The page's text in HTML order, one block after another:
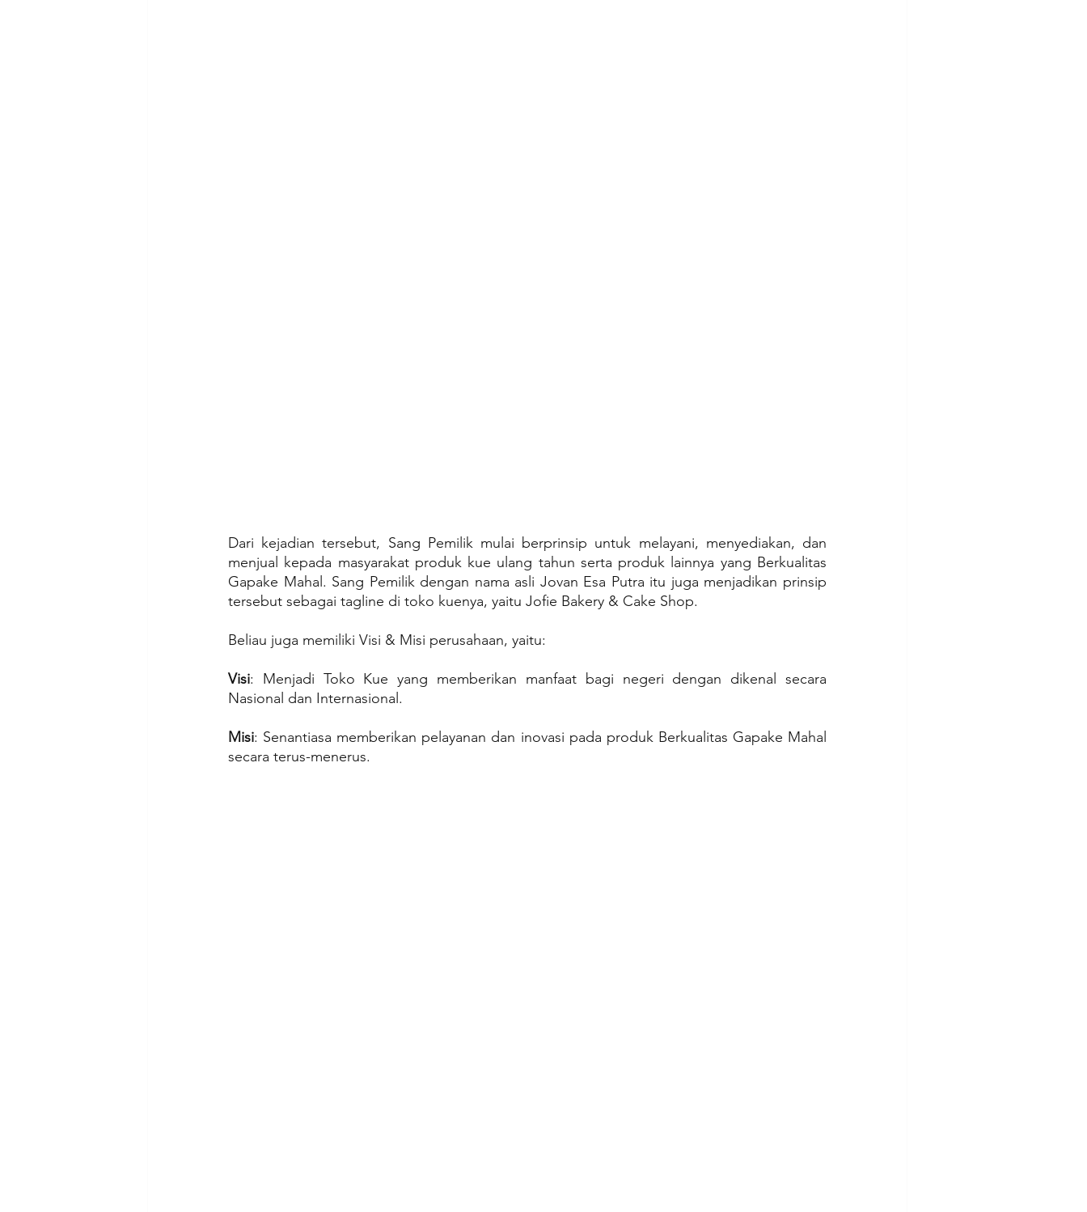
Dari kejadian tersebut, Sang Pemilik mulai berprinsip untuk melayani, menyediakan, dan
menjual kepada masyarakat produk kue ulang tahun serta produk lainnya yang Berkualitas
Gapake Mahal. Sang Pemilik dengan nama asli Jovan Esa Putra itu juga menjadikan prinsip
tersebut sebagai tagline di toko kuenya, yaitu Jofie Bakery & Cake Shop.
Beliau juga memiliki Visi & Misi perusahaan, yaitu:
Visi: Menjadi Toko Kue yang memberikan manfaat bagi negeri dengan dikenal secara
Nasional dan Internasional.
Misi: Senantiasa memberikan pelayanan dan inovasi pada produk Berkualitas Gapake Mahal
secara terus-menerus.